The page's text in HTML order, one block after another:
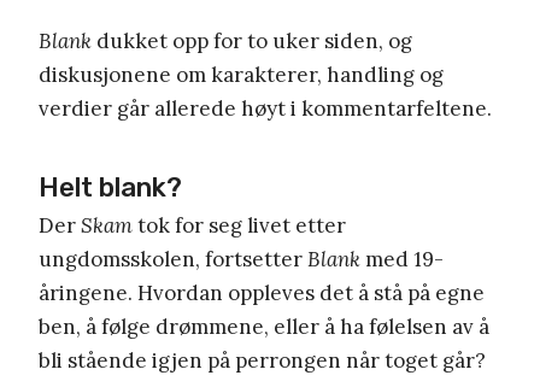
Blank dukket opp for to uker siden, og
diskusjonene om karakterer, handling og
verdier går allerede høyt i kommentarfeltene.
Helt blank?
DerSkamtok for seg livet etter
ungdomsskolen, fortsetterBlankmed 19-
åringene. Hvordan oppleves det å stå på egne
ben, å følge drømmene, eller å ha følelsen av å
bli stående igjen på perrongen når toget går?